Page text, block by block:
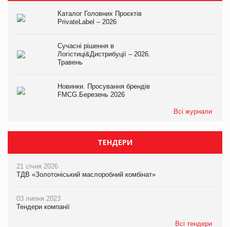
Каталог Головних Проєктів
PrivateLabel – 2026
Сучасні рішення в
Логістиці&Дистрибуції – 2026.
Травень
Новинки. Просування брендів
FMCG.Березень 2026
Всі журнали
ТЕНДЕРИ
21 січня 2026
ТДВ «Золотоніський маслоробний комбінат»
03 липня 2023
Тендери компанії
Всі тендери